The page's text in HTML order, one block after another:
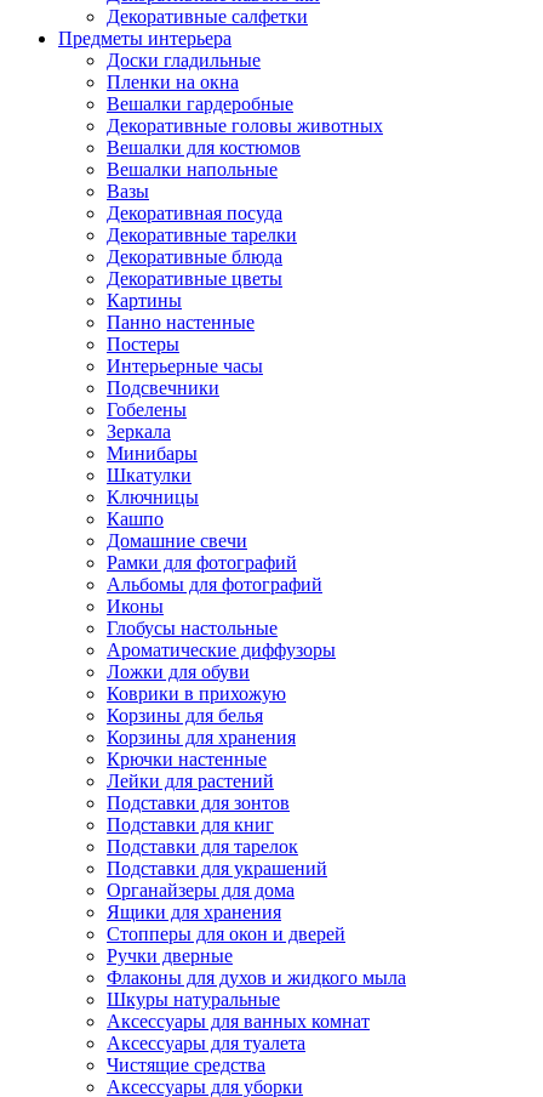
Декоративные салфетки
Предметы интерьера
Доски гладильные
Пленки на окна
Вешалки гардеробные
Декоративные головы животных
Вешалки для костюмов
Вешалки напольные
Вазы
Декоративная посуда
Декоративные тарелки
Декоративные блюда
Декоративные цветы
Картины
Панно настенные
Постеры
Интерьерные часы
Подсвечники
Гобелены
Зеркала
Минибары
Шкатулки
Ключницы
Кашпо
Домашние свечи
Рамки для фотографий
Альбомы для фотографий
Иконы
Глобусы настольные
Ароматические диффузоры
Ложки для обуви
Коврики в прихожую
Корзины для белья
Корзины для хранения
Крючки настенные
Лейки для растений
Подставки для зонтов
Подставки для книг
Подставки для тарелок
Подставки для украшений
Органайзеры для дома
Ящики для хранения
Стопперы для окон и дверей
Ручки дверные
Флаконы для духов и жидкого мыла
Шкуры натуральные
Аксессуары для ванных комнат
Аксессуары для туалета
Чистящие средства
Аксессуары для уборки